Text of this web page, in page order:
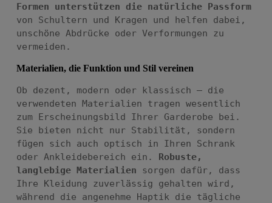
Formen unterstützen die natürliche Passform
von Schultern und Kragen und helfen dabei,
unschöne Abdrücke oder Verformungen zu
vermeiden.
Materialien, die Funktion und Stil vereinen
Ob dezent, modern oder klassisch – die
verwendeten Materialien tragen wesentlich
zum Erscheinungsbild Ihrer Garderobe bei.
Sie bieten nicht nur Stabilität, sondern
fügen sich auch optisch in Ihren Schrank
oder Ankleidebereich ein. Robuste,
langlebige Materialien sorgen dafür, dass
Ihre Kleidung zuverlässig gehalten wird,
während die angenehme Haptik die tägliche